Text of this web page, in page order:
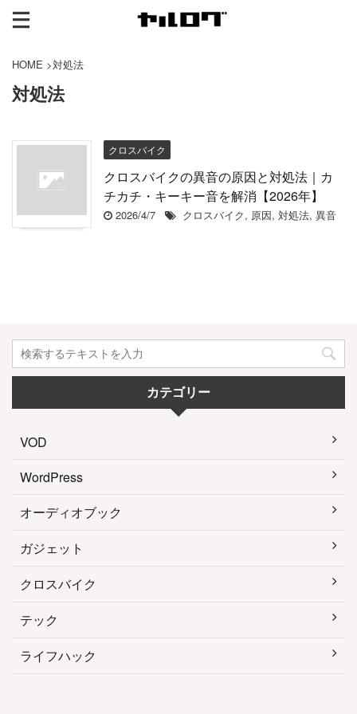
HOME >対処法
対処法
クロスバイク
クロスバイクの異音の原因と対処法｜カ
チカチ・キーキー音を解消【2026年】
2026/4/7 クロスバイク, 原因, 対処法, 異音
カテゴリー
VOD
WordPress
オーディオブック
ガジェット
クロスバイク
テック
ライフハック